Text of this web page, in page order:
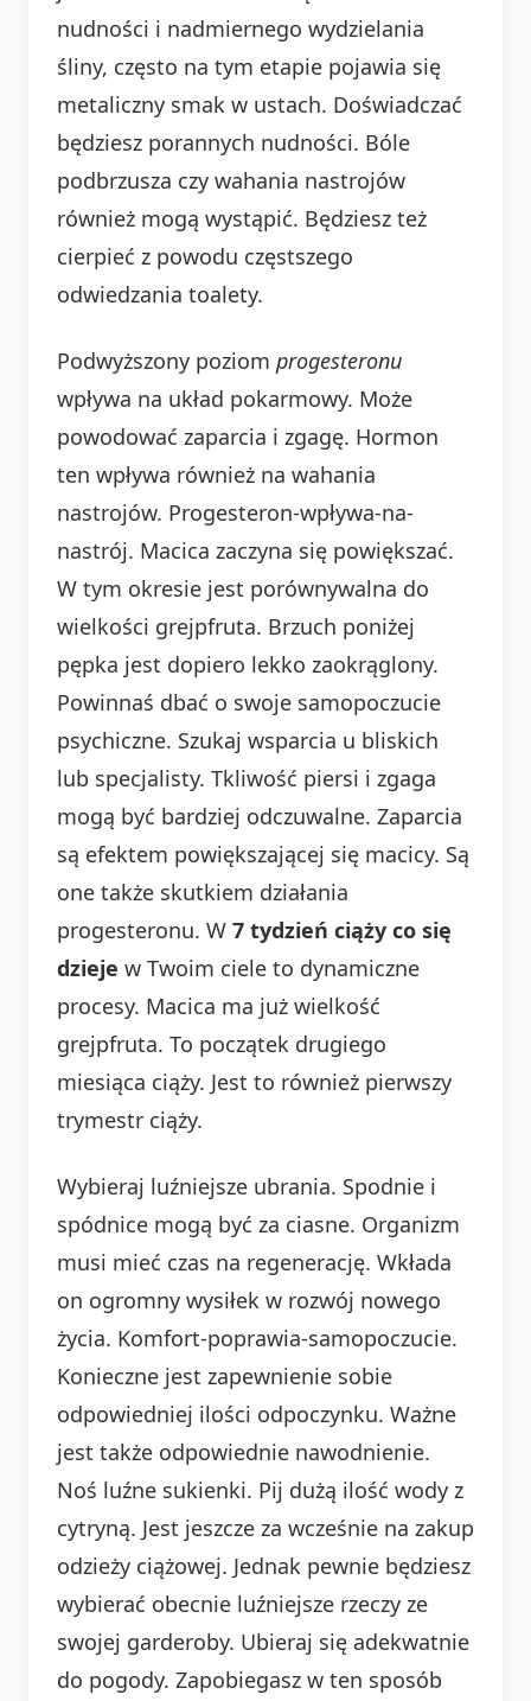
nudności i nadmiernego wydzielania
śliny, często na tym etapie pojawia się
metaliczny smak w ustach. Doświadczać
będziesz porannych nudności. Bóle
podbrzusza czy wahania nastrojów
również mogą wystąpić. Będziesz też
cierpieć z powodu częstszego
odwiedzania toalety.
Podwyższony poziom progesteronu
wpływa na układ pokarmowy. Może
powodować zaparcia i zgagę. Hormon
ten wpływa również na wahania
nastrojów. Progesteron-wpływa-na-
nastrój. Macica zaczyna się powiększać.
W tym okresie jest porównywalna do
wielkości grejpfruta. Brzuch poniżej
pępka jest dopiero lekko zaokrąglony.
Powinnaś dbać o swoje samopoczucie
psychiczne. Szukaj wsparcia u bliskich
lub specjalisty. Tkliwość piersi i zgaga
mogą być bardziej odczuwalne. Zaparcia
są efektem powiększającej się macicy. Są
one także skutkiem działania
progesteronu. W 7 tydzień ciąży co się
dzieje w Twoim ciele to dynamiczne
procesy. Macica ma już wielkość
grejpfruta. To początek drugiego
miesiąca ciąży. Jest to również pierwszy
trymestr ciąży.
Wybieraj luźniejsze ubrania. Spodnie i
spódnice mogą być za ciasne. Organizm
musi mieć czas na regenerację. Wkłada
on ogromny wysiłek w rozwój nowego
życia. Komfort-poprawia-samopoczucie.
Konieczne jest zapewnienie sobie
odpowiedniej ilości odpoczynku. Ważne
jest także odpowiednie nawodnienie.
Noś luźne sukienki. Pij dużą ilość wody z
cytryną. Jest jeszcze za wcześnie na zakup
odzieży ciążowej. Jednak pewnie będziesz
wybierać obecnie luźniejsze rzeczy ze
swojej garderoby. Ubieraj się adekwatnie
do pogody. Zapobiegasz w ten sposób